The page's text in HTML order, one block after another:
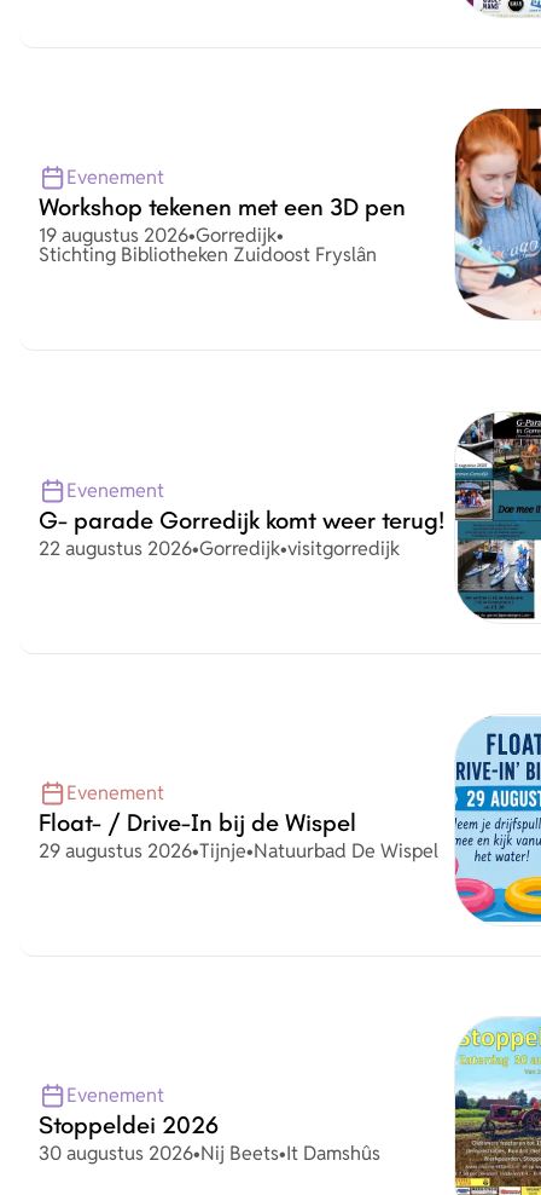
Evenement
Workshop tekenen met een 3D pen
Datum
19 augustus 2026•Plaats
Gorredijk•
Organisatie
Stichting Bibliotheken Zuidoost Fryslân
Evenement
G- parade Gorredijk komt weer terug!
Datum
22 augustus 2026•Plaats
Gorredijk•Organisatie
visitgorredijk
Evenement
Float- / Drive-In bij de Wispel
Datum
29 augustus 2026•Plaats
Tijnje•Organisatie
Natuurbad De Wispel
Evenement
Stoppeldei 2026
Datum
30 augustus 2026•Plaats
Nij Beets•Organisatie
It Damshûs